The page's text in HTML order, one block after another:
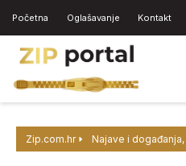
Početna Oglašavanje Kontakt
Zip.com.hr Najave i događanja,